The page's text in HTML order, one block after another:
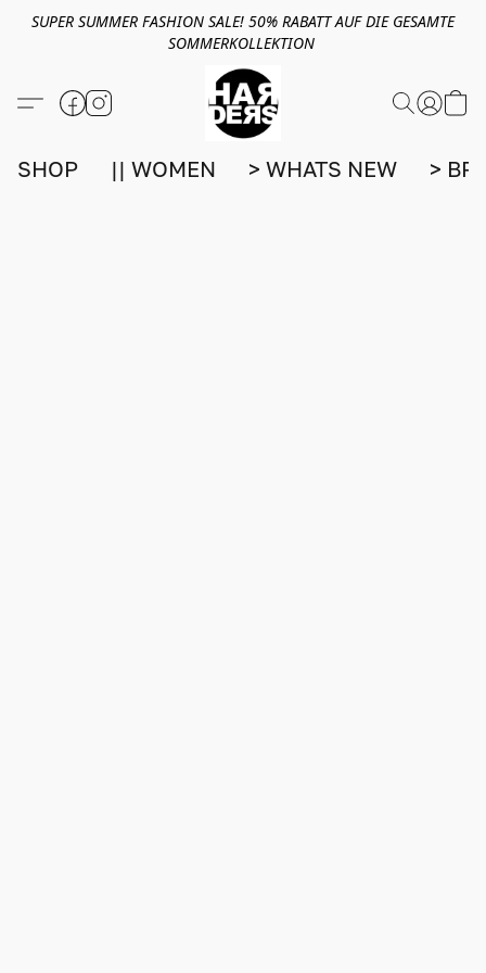
SUPER SUMMER FASHION SALE! 50% RABATT AUF DIE GESAMTE
SOMMERKOLLEKTION
SHOP || WOMEN > WHATS NEW >